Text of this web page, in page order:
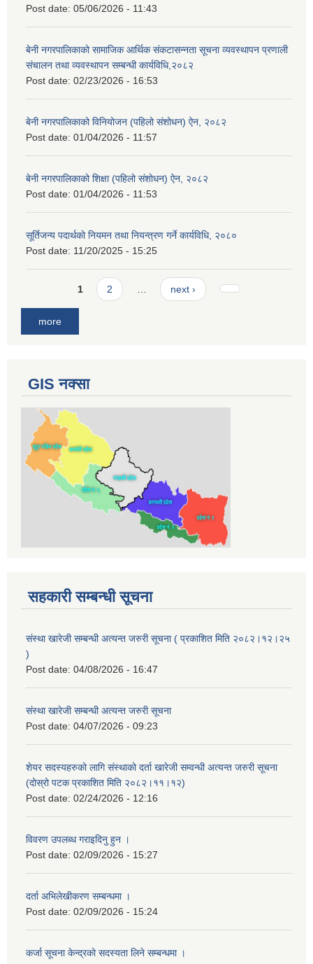
Post date: 05/06/2026 - 11:43
बेनी नगरपालिकाको सामाजिक आर्थिक संकटासन्नता सूचना व्यवस्थापन प्रणाली
संचालन तथा व्यवस्थापन सम्बन्धी कार्यविधि,२०८२
Post date: 02/23/2026 - 16:53
बेनी नगरपालिकाको विनियोजन (पहिलो संशोधन) ऐन, २०८२
Post date: 01/04/2026 - 11:57
बेनी नगरपालिकाको शिक्षा (पहिलो संशोधन) ऐन, २०८२
Post date: 01/04/2026 - 11:53
सूर्तिजन्य पदार्थको नियमन तथा नियन्त्रण गर्ने कार्यविधि, २०८०
Post date: 11/20/2025 - 15:25
Pages1 2 next ›
more
GIS नक्सा
सहकारी सम्बन्धी सूचना
संस्था खारेजी सम्बन्धी अत्यन्त जरुरी सूचना ( प्रकाशित मिति २०८२।१२।२५
)
Post date: 04/08/2026 - 16:47
संस्था खारेजी सम्बन्धी अत्यन्त जरुरी सूचना
Post date: 04/07/2026 - 09:23
शेयर सदस्यहरुको लागि संस्थाको दर्ता खारेजी सम्वन्धी अत्यन्त जरुरी सूचना
(दोस्रो पटक प्रकाशित मिति २०८२।११।१२)
Post date: 02/24/2026 - 12:16
विवरण उपलब्ध गराइदिनु हुन ।
Post date: 02/09/2026 - 15:27
दर्ता अभिलेखीकरण सम्बन्धमा ।
Post date: 02/09/2026 - 15:24
कर्जा सूचना केन्द्रको सदस्यता लिने सम्बन्धमा ।